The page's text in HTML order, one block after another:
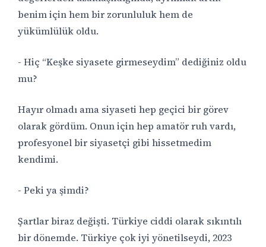
benim için hem bir zorunluluk hem de
yükümlülük oldu.
- Hiç “Keşke siyasete girmeseydim” dediğiniz oldu
mu?
Hayır olmadı ama siyaseti hep geçici bir görev
olarak gördüm. Onun için hep amatör ruh vardı,
profesyonel bir siyasetçi gibi hissetmedim
kendimi.
- Peki ya şimdi?
Şartlar biraz değişti. Türkiye ciddi olarak sıkıntılı
bir dönemde. Türkiye çok iyi yönetilseydi, 2023